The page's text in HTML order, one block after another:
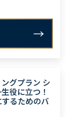
グプラン シ
役に立つ！
るためのバ